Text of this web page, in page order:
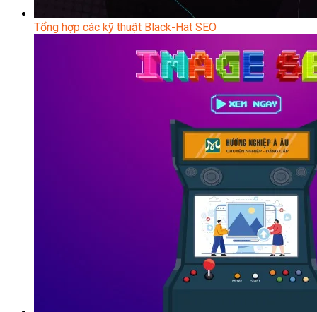
Tổng hợp các kỹ thuật Black-Hat SEO